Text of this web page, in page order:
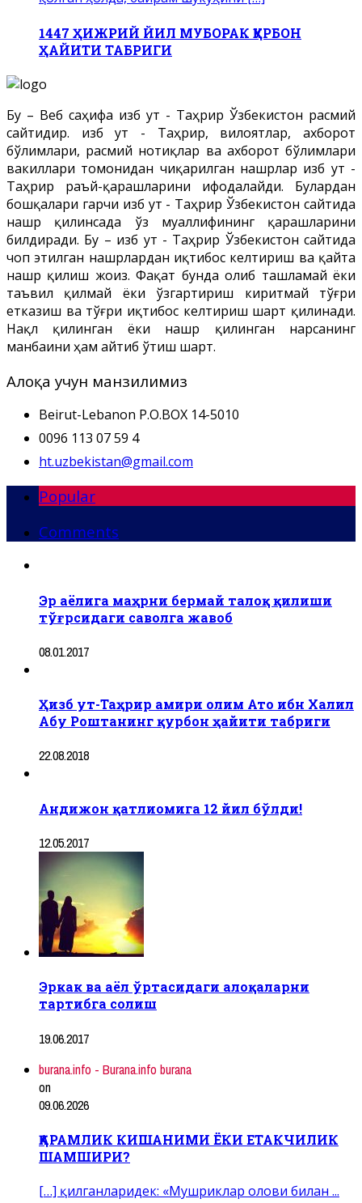
1447 ҲИЖРИЙ ЙИЛ МУБОРАК ҚУРБОН
ҲАЙИТИ ТАБРИГИ
Бу – Веб саҳифа Ҳизб ут - Таҳрир Ўзбекистон расмий
сайтидир. Ҳизб ут - Таҳрир, вилоятлар, ахборот
бўлимлари, расмий нотиқлар ва ахборот бўлимлари
вакиллари томонидан чиқарилган нашрлар Ҳизб ут -
Таҳрир раъй-қарашларини ифодалайди. Булардан
бошқалари гарчи Ҳизб ут - Таҳрир Ўзбекистон сайтида
нашр қилинсада ўз муаллифининг қарашларини
билдиради. Бу – Ҳизб ут - Таҳрир Ўзбекистон сайтида
чоп этилган нашрлардан иқтибос келтириш ва қайта
нашр қилиш жоиз. Фақат бунда олиб ташламай ёки
таъвил қилмай ёки ўзгартириш киритмай тўғри
етказиш ва тўғри иқтибос келтириш шарт қилинади.
Нақл қилинган ёки нашр қилинган нарсанинг
манбаини ҳам айтиб ўтиш шарт.
Алоқа учун манзилимиз
Beirut-Lebanon P.O.BOX 14-5010
0096 113 07 59 4
ht.uzbekistan@gmail.com
Popular
Comments
Эр аёлига маҳрни бермай талоқ қилиши
тўғрсидаги саволга жавоб
08.01.2017
Ҳизб ут-Таҳрир амири олим Ато ибн Халил
Абу Роштанинг қурбон ҳайити табриги
22.08.2018
Андижон қатлиомига 12 йил бўлди!
12.05.2017
Эркак ва аёл ўртасидаги алоқаларни
тартибга солиш
19.06.2017
burana.info - Burana.info burana
on
09.06.2026
ҚАРАМЛИК КИШАНИМИ ЁКИ ЕТАКЧИЛИК
ШАМШИРИ?
[…] қилганларидек: «Мушриклар олови билан ...